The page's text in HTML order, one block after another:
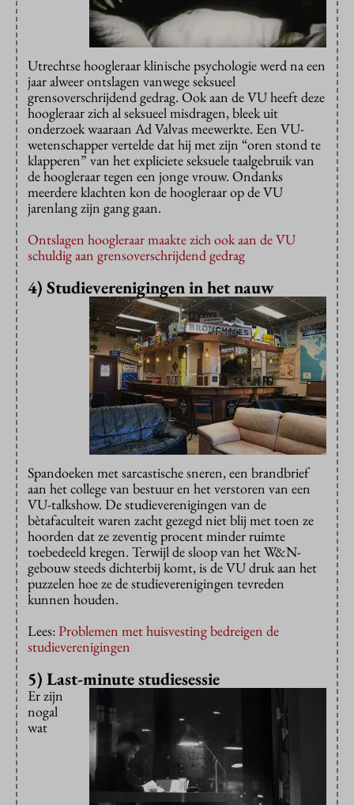
Utrechtse hoogleraar klinische psychologie werd na een
jaar alweer ontslagen vanwege seksueel
grensoverschrijdend gedrag. Ook aan de VU heeft deze
hoogleraar zich al seksueel misdragen, bleek uit
onderzoek waaraan Ad Valvas meewerkte. Een VU-
wetenschapper vertelde dat hij met zijn “oren stond te
klapperen” van het expliciete seksuele taalgebruik van
de hoogleraar tegen een jonge vrouw. Ondanks
meerdere klachten kon de hoogleraar op de VU
jarenlang zijn gang gaan.
Ontslagen hoogleraar maakte zich ook aan de VU
schuldig aan grensoverschrijdend gedrag
4) Studieverenigingen in het nauw
Spandoeken met sarcastische sneren, een brandbrief
aan het college van bestuur en het verstoren van een
VU-talkshow. De studieverenigingen van de
bètafaculteit waren zacht gezegd niet blij met toen ze
hoorden dat ze zeventig procent minder ruimte
toebedeeld kregen. Terwijl de sloop van het W&N-
gebouw steeds dichterbij komt, is de VU druk aan het
puzzelen hoe ze de studieverenigingen tevreden
kunnen houden.
Lees:Problemen met huisvesting bedreigen de
studieverenigingen
5) Last-minute studiesessie
Er zijn
nogal
wat